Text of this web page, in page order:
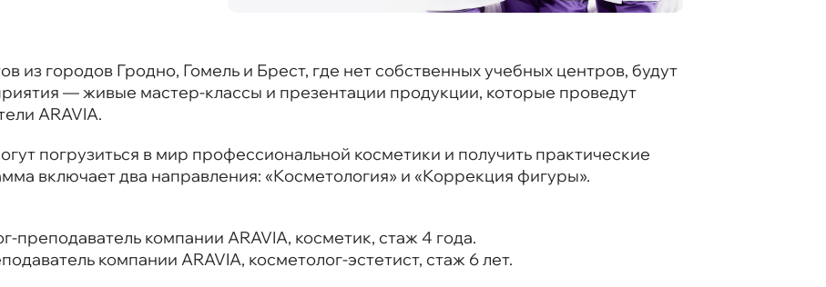
из городов Гродно, Гомель и Брест, где нет собственных учебных центров, будут
— живые мастер-классы и презентации продукции, которые проведут
ARAVIA.
погрузиться в мир профессиональной косметики и получить практические
включает два направления: «Косметология» и «Коррекция фигуры».
преподаватель компании ARAVIA, косметик, стаж 4 года.
компании ARAVIA, косметолог-эстетист, стаж 6 лет.